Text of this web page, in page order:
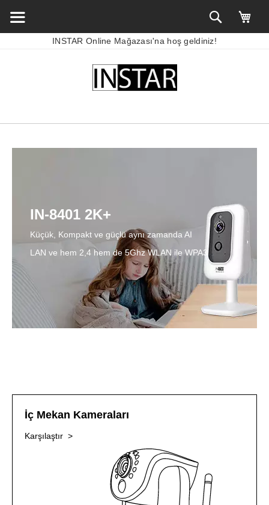
INSTAR Online Mağazası'na hoş geldiniz!
IN-8401 2K+
Küçük, Kompakt ve güçlü aynı zamanda AI
LAN ve hem 2,4 hem de 5Ghz WLAN ile WPA3
İç Mekan Kameraları
Karşılaştır >